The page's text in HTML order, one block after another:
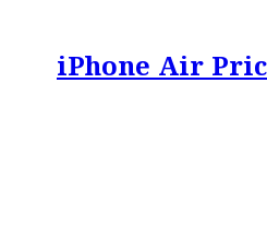
iPhone Air Price